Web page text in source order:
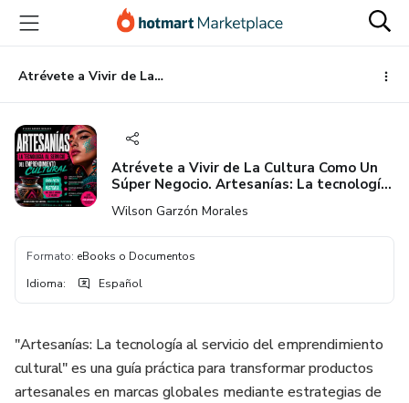
principal
página
de
página
Atrévete a Vivir de La Cultura Como Un Súper Negocio. Artesanías: La tecnología al servicio del emprendimiento cultural - Colección Marketing Creativo
Atrévete a Vivir de La Cultura Como Un
Súper Negocio. Artesanías: La tecnología
al servicio del emprendimiento cultural -
Colección Marketing Creativo
Wilson Garzón Morales
Formato: eBooks o Documentos
Idioma: Español
"Artesanías: La tecnología al servicio del emprendimiento
cultural" es una guía práctica para transformar productos
artesanales en marcas globales mediante estrategias de